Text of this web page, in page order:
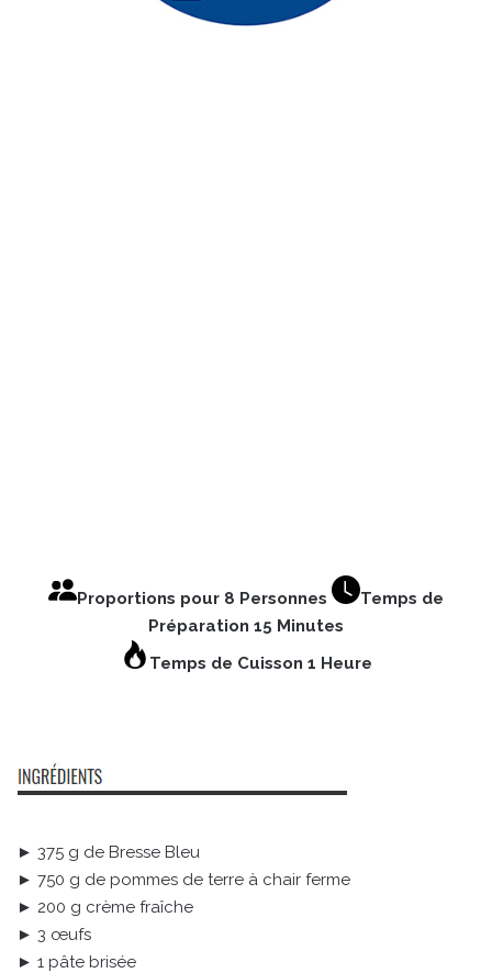
Proportions pour 8 Personnes
Temps de
Préparation 15 Minutes
Temps de Cuisson 1 Heure
► 375 g de Bresse Bleu
► 750 g de pommes de terre à chair ferme
► 200 g crème fraîche
► 3 œufs
► 1 pâte brisée